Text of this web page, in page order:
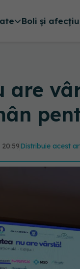
Boli și
are
Distribuie acest